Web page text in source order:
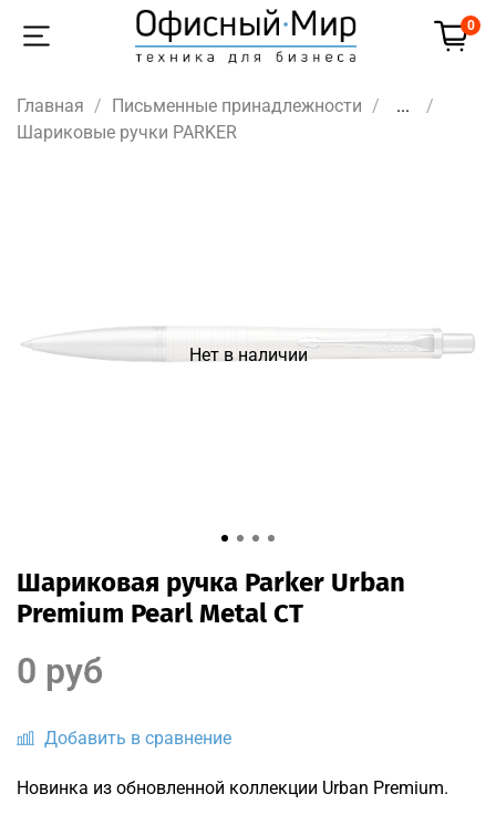
0
Главная Письменные принадлежности
...
Шариковые ручки PARKER
Нет в наличии
Шариковая ручка Parker Urban
Premium Pearl Metal CT
Добавить в сравнение
0 руб
Новинка из обновленной коллекции Urban Premium.